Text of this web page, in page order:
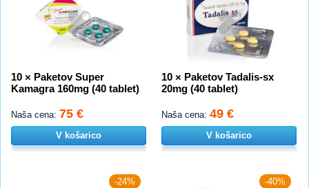
10 × Paketov Super
Kamagra 160mg (40 tablet)
Naša cena: 75 €
V košarico
10 × Paketov Tadalis-sx
20mg (40 tablet)
Naša cena: 49 €
V košarico
-24% -40%